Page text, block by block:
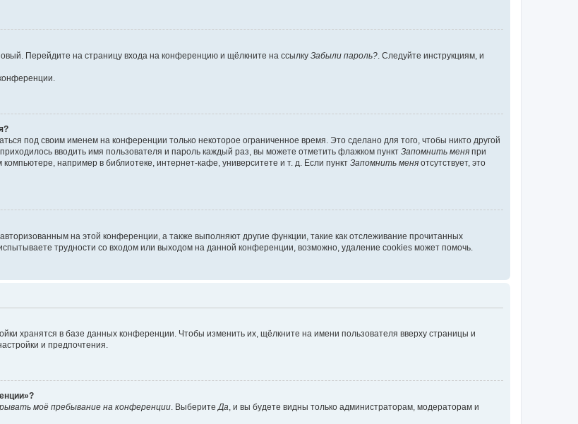
Перейдите на страницу входа на конференцию и щёлкните на ссылку Забыли пароль? . Следуйте инструкциям, и
под своим именем на конференции только некоторое ограниченное время. Это сделано для того, чтобы никто другой
вводить имя пользователя и пароль каждый раз, вы можете отметить флажком пункт Запомнить меня при
например в библиотеке, интернет-кафе, университете и т. д. Если пункт Запомнить меня отсутствует, это
на этой конференции, а также выполняют другие функции, такие как отслеживание прочитанных
трудности со входом или выходом на данной конференции, возможно, удаление cookies может помочь.
хранятся в базе данных конференции. Чтобы изменить их, щёлкните на имени пользователя вверху страницы и
и предпочтения.
моё пребывание на конференции . Выберите Да , и вы будете видны только администраторам, модераторам и